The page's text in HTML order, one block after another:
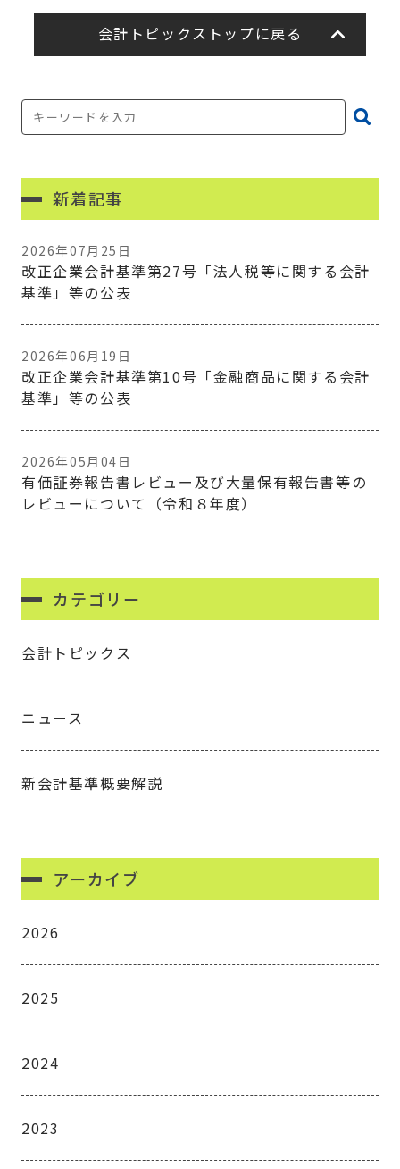
会計トピックストップに戻る
新着記事
2026年07月25日
改正企業会計基準第27号「法人税等に関する会計
基準」等の公表
2026年06月19日
改正企業会計基準第10号「金融商品に関する会計
基準」等の公表
2026年05月04日
有価証券報告書レビュー及び大量保有報告書等の
レビューについて（令和８年度）
カテゴリー
会計トピックス
ニュース
新会計基準概要解説
アーカイブ
2026
2025
2024
2023